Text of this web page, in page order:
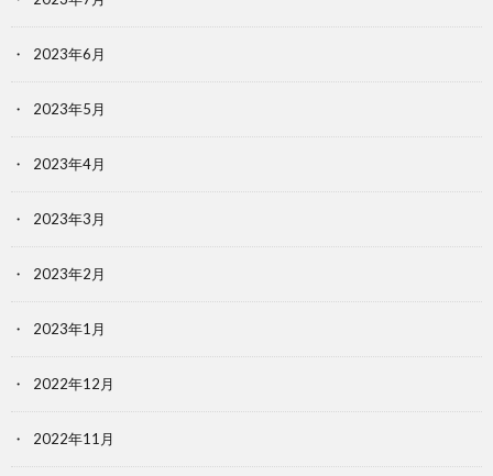
2023年6月
2023年5月
2023年4月
2023年3月
2023年2月
2023年1月
2022年12月
2022年11月